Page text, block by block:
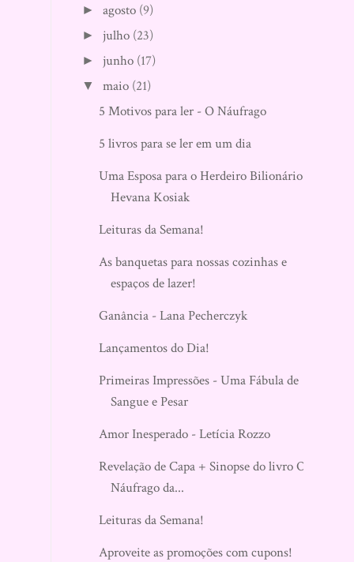
►agosto (9)
► julho (23)
► junho (17)
▼ maio (21)
5 Motivos para ler - O Náufrago
5 livros para se ler em um dia
Uma Esposa para o Herdeiro Bilionário -
Hevana Kosiak
Leituras da Semana!
As banquetas para nossas cozinhas e
espaços de lazer!
Ganância - Lana Pecherczyk
Lançamentos do Dia!
Primeiras Impressões - Uma Fábula de
Sangue e Pesar
Amor Inesperado - Letícia Rozzo
Revelação de Capa + Sinopse do livro O
Náufrago da...
Leituras da Semana!
Aproveite as promoções com cupons!